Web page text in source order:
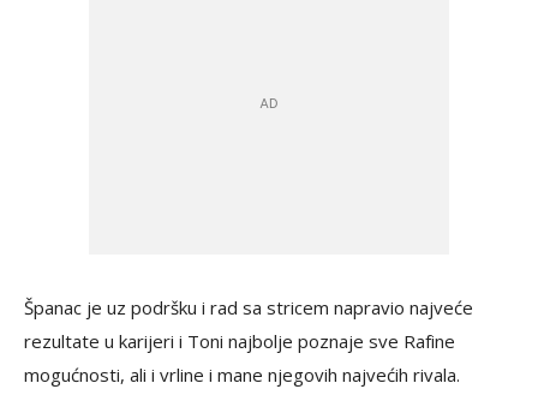
Španac je uz podršku i rad sa stricem napravio najveće
rezultate u karijeri i Toni najbolje poznaje sve Rafine
mogućnosti, ali i vrline i mane njegovih najvećih rivala.